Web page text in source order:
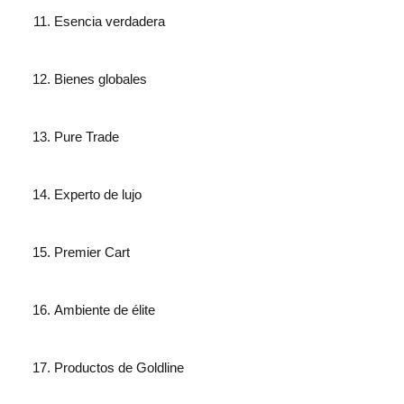
Esencia verdadera
Bienes globales
Pure Trade
Experto de lujo
Premier Cart
Ambiente de élite
Productos de Goldline